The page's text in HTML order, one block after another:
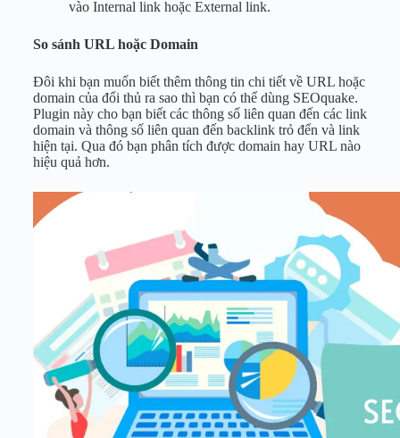
vào Internal link hoặc External link.
So sánh URL hoặc Domain
Đôi khi bạn muốn biết thêm thông tin chi tiết về URL hoặc
domain của đổi thủ ra sao thì bạn có thể dùng SEOquake.
Plugin này cho bạn biết các thông số liên quan đến các link
domain và thông số liên quan đến backlink trỏ đến và link
hiện tại. Qua đó bạn phân tích được domain hay URL nào
hiệu quả hơn.